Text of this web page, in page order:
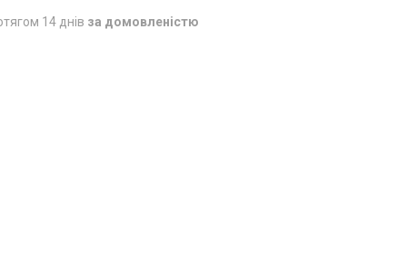
14 днів за домовленістю